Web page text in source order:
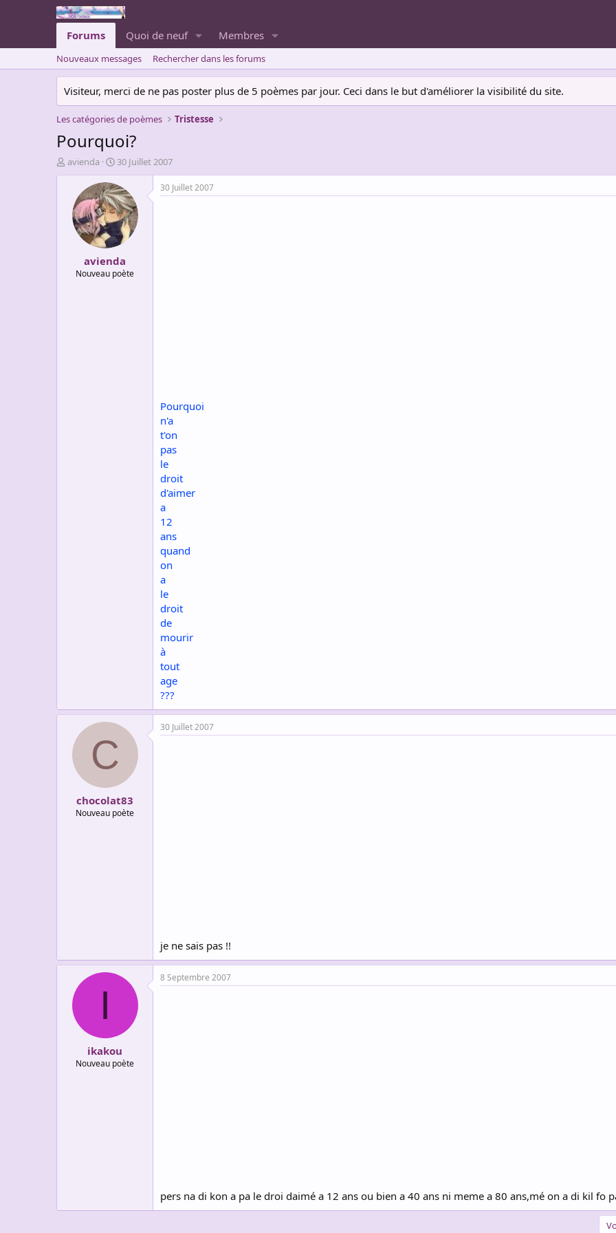
Forums Quoi de neuf Membres
Nouveaux messages Rechercher dans les forums
Visiteur, merci de ne pas poster plus de 5 poèmes par jour. Ceci dans le but d'améliorer la visibilité du site.
Les catégories de poèmes Tristesse
Pourquoi?
A
u
avienda
D
a
t
e
d
e
d
é
b
u
30 Juillet 2007
avienda
Nouveau poète
30 Juillet 2007
Pourquoi
n'a
t'on
pas
le
droit
d'aimer
a
12
ans
quand
on
a
le
droit
de
mourir
à
tout
age
???
C
chocolat83
Nouveau poète
30 Juillet 2007
je ne sais pas !!
I
ikakou
Nouveau poète
8 Septembre 2007
pers na di kon a pa le droi daimé a 12 ans ou bien a 40 ans ni meme a 80 ans,mé on a di kil fo